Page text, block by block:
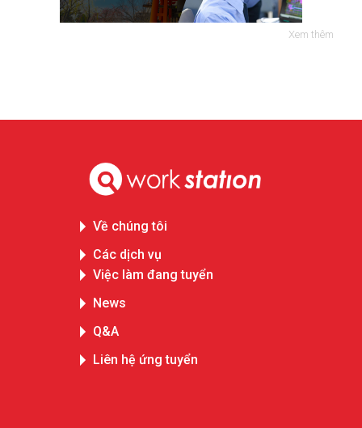
Về chúng tôi
Các dịch vụ
Việc làm đang tuyển
News
Q&A
Liên hệ ứng tuyển